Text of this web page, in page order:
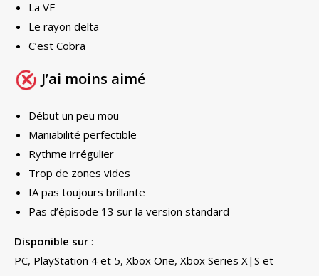
La VF
Le rayon delta
C’est Cobra
J’ai moins aimé
Début un peu mou
Maniabilité perfectible
Rythme irrégulier
Trop de zones vides
IA pas toujours brillante
Pas d’épisode 13 sur la version standard
Disponible sur :
PC, PlayStation 4 et 5, Xbox One, Xbox Series X|S et